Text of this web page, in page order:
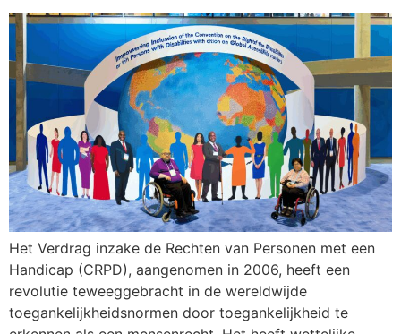
Het Verdrag inzake de Rechten van Personen met een
Handicap (CRPD), aangenomen in 2006, heeft een
revolutie teweeggebracht in de wereldwijde
toegankelijkheidsnormen door toegankelijkheid te